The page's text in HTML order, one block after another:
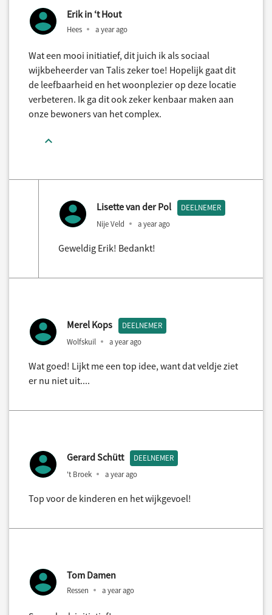
Erik in ‘t Hout
Hees a year ago
Wat een mooi initiatief, dit juich ik als sociaal
wijkbeheerder van Talis zeker toe! Hopelijk gaat dit
de leefbaarheid en het woonplezier op deze locatie
verbeteren. Ik ga dit ook zeker kenbaar maken aan
onze bewoners van het complex.
Lisette van der Pol DEELNEMER
Nije Veld a year ago
Geweldig Erik! Bedankt!
Merel Kops DEELNEMER
Wolfskuil a year ago
Wat goed! Lijkt me een top idee, want dat veldje ziet
er nu niet uit....
Gerard Schütt DEELNEMER
't Broek a year ago
Top voor de kinderen en het wijkgevoel!
Tom Damen
Ressen a year ago